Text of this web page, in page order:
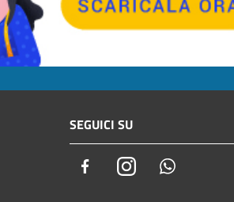
SEGUICI SU
FacebookInstagram